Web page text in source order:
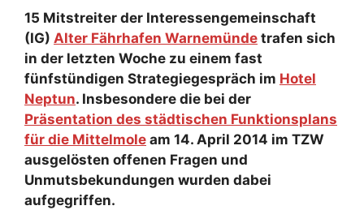
15 Mitstreiter der Interessengemeinschaft
(IG) Alter Fährhafen Warnemünde trafen sich
in der letzten Woche zu einem fast
fünfstündigen Strategiegespräch im Hotel
Neptun. Insbesondere die bei der
Präsentation des städtischen Funktionsplans
für die Mittelmole am 14. April 2014 im TZW
ausgelösten offenen Fragen und
Unmutsbekundungen wurden dabei
aufgegriffen.